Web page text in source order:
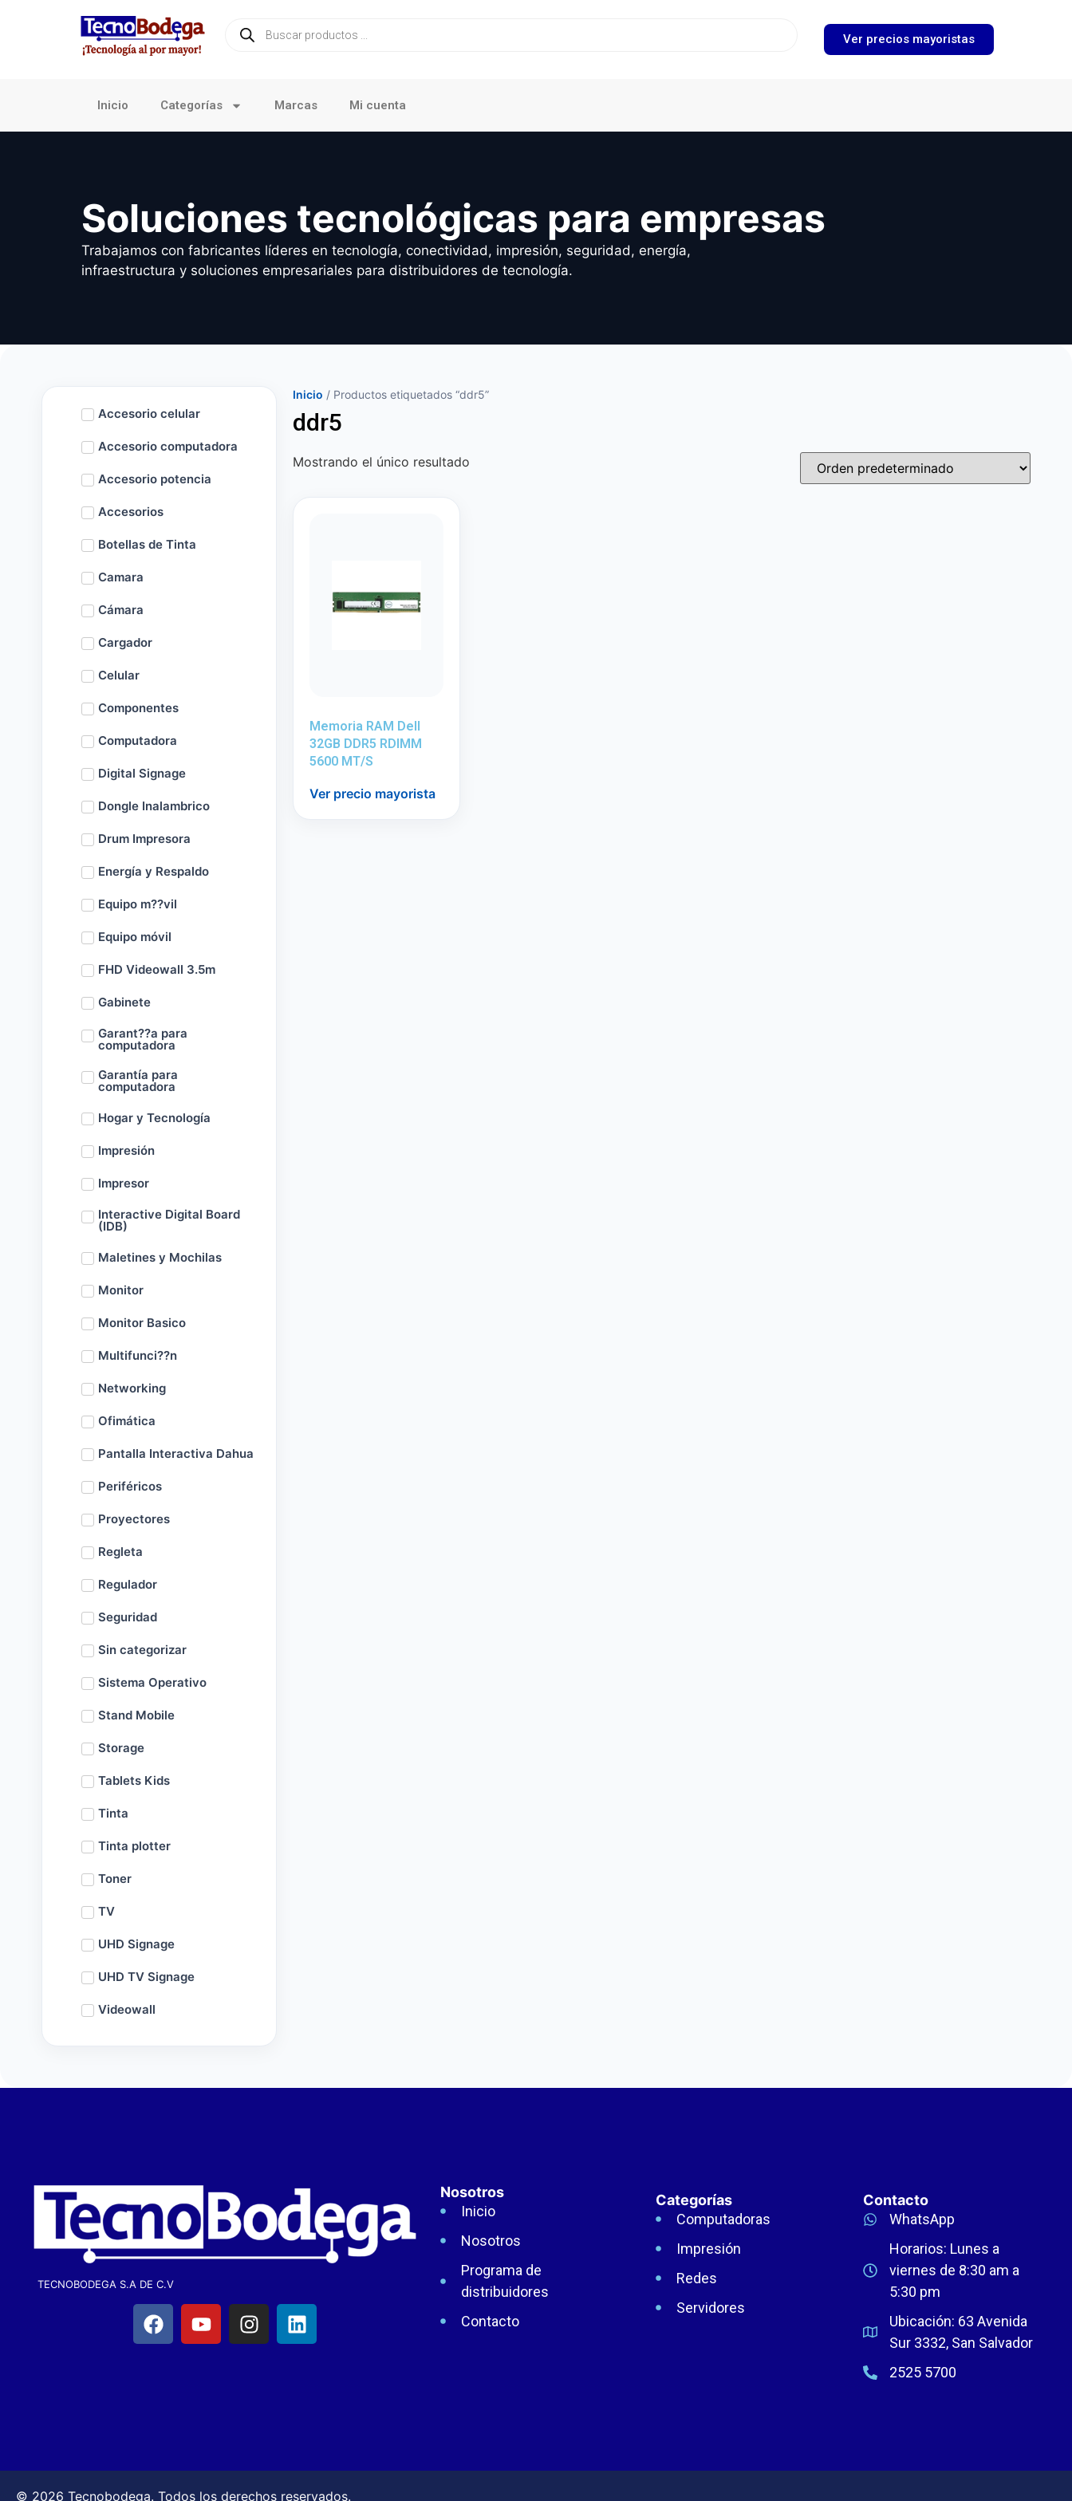
Ver precios mayoristas
Inicio Categorías Marcas Mi cuenta
Soluciones tecnológicas para empresas
Trabajamos con fabricantes líderes en tecnología, conectividad, impresión, seguridad, energía,
infraestructura y soluciones empresariales para distribuidores de tecnología.
Accesorio celular
Accesorio computadora
Accesorio potencia
Accesorios
Botellas de Tinta
Camara
Cámara
Cargador
Celular
Componentes
Computadora
Digital Signage
Dongle Inalambrico
Drum Impresora
Energía y Respaldo
Equipo m??vil
Equipo móvil
FHD Videowall 3.5m
Gabinete
Garant??a para
computadora
Garantía para
computadora
Hogar y Tecnología
Impresión
Impresor
Interactive Digital Board
(IDB)
Maletines y Mochilas
Monitor
Monitor Basico
Multifunci??n
Networking
Ofimática
Pantalla Interactiva Dahua
Periféricos
Proyectores
Regleta
Regulador
Seguridad
Sin categorizar
Sistema Operativo
Stand Mobile
Storage
Tablets Kids
Tinta
Tinta plotter
Toner
TV
UHD Signage
UHD TV Signage
Videowall
Inicio / Productos etiquetados “ddr5”
ddr5
Mostrando el único resultado
Memoria RAM Dell
32GB DDR5 RDIMM
5600 MT/S
Ver precio mayorista
TECNOBODEGA S.A DE C.V
Nosotros
Inicio
Nosotros
Programa de
distribuidores
Contacto
Categorías
Computadoras
Impresión
Redes
Servidores
Contacto
WhatsApp
Horarios: Lunes a
viernes de 8:30 am a
5:30 pm
Ubicación: 63 Avenida
Sur 3332, San Salvador
2525 5700
© 2026 Tecnobodega. Todos los derechos reservados.